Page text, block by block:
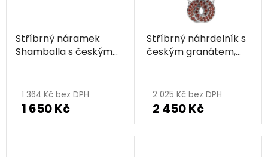
Stříbrný náramek
Shamballa s českým
hodnocení
produktu
je
1 364 Kč bez DPH
1 650 Kč
Stříbrný náhrdelník s
českým granátem,
hodnocení
produktu
je
2 025 Kč bez DPH
2 450 Kč